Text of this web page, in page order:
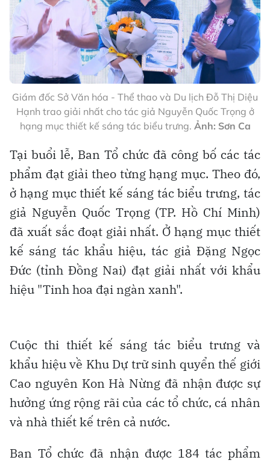
Giám đốc Sở Văn hóa - Thể thao và Du lịch Đỗ Thị Diệu
Hạnh trao giải nhất cho tác giả Nguyễn Quốc Trọng ở
hạng mục thiết kế sáng tác biểu trưng. Ảnh: Sơn Ca
Tại buổi lễ, Ban Tổ chức đã công bố các tác
phẩm đạt giải theo từng hạng mục. Theo đó,
ở hạng mục thiết kế sáng tác biểu trưng, tác
giả Nguyễn Quốc Trọng (TP. Hồ Chí Minh)
đã xuất sắc đoạt giải nhất. Ở hạng mục thiết
kế sáng tác khẩu hiệu, tác giả Đặng Ngọc
Đức (tỉnh Đồng Nai) đạt giải nhất với khẩu
hiệu "Tinh hoa đại ngàn xanh".
Cuộc thi thiết kế sáng tác biểu trưng và
khẩu hiệu về Khu Dự trữ sinh quyển thế giới
Cao nguyên Kon Hà Nừng đã nhận được sự
hưởng ứng rộng rãi của các tổ chức, cá nhân
và nhà thiết kế trên cả nước.
Ban Tổ chức đã nhận được 184 tác phẩm